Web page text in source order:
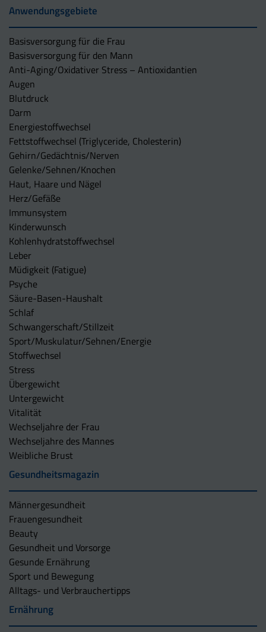
Anwendungsgebiete
Basisversorgung für die Frau
Basisversorgung für den Mann
Anti-Aging/Oxidativer Stress – Antioxidantien
Augen
Blutdruck
Darm
Energiestoffwechsel
Fettstoffwechsel (Triglyceride, Cholesterin)
Gehirn/Gedächtnis/Nerven
Gelenke/Sehnen/Knochen
Haut, Haare und Nägel
Herz/Gefäße
Immunsystem
Kinderwunsch
Kohlenhydratstoffwechsel
Leber
Müdigkeit (Fatigue)
Psyche
Säure-Basen-Haushalt
Schlaf
Schwangerschaft/Stillzeit
Sport/Muskulatur/Sehnen/Energie
Stoffwechsel
Stress
Übergewicht
Untergewicht
Vitalität
Wechseljahre der Frau
Wechseljahre des Mannes
Weibliche Brust
Gesundheitsmagazin
Männergesundheit
Frauengesundheit
Beauty
Gesundheit und Vorsorge
Gesunde Ernährung
Sport und Bewegung
Alltags- und Verbrauchertipps
Ernährung